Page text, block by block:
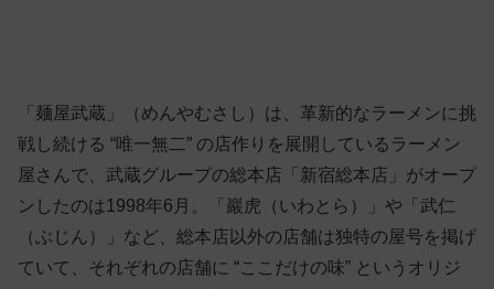
「麺屋武蔵」（めんやむさし）は、革新的なラーメンに挑
戦し続ける “唯一無二” の店作りを展開しているラーメン
屋さんで、武蔵グループの総本店「新宿総本店」がオープ
ンしたのは1998年6月。「巖虎（いわとら）」や「武仁
（ぶじん）」など、総本店以外の店舗は独特の屋号を掲げ
ていて、それぞれの店舗に “ここだけの味” というオリジ